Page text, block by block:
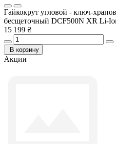
Гайкокрут угловой - ключ-
бесщеточный DCF500N XR Li-
15 199 ₴
В корзину
Акции